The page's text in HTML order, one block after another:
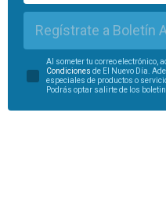
Regístrate a Boletín
Al someter tu correo electrónico,
Condiciones de El Nuevo Día.
especiales de productos o
Podrás optar salirte de los